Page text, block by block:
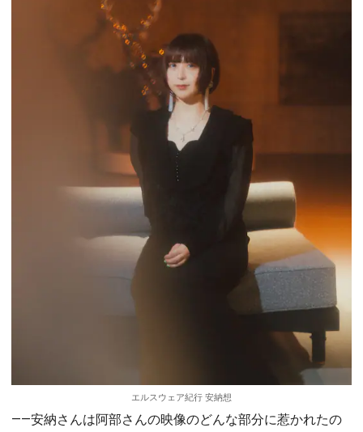
エルスウェア紀行 安納想
――安納さんは阿部さんの映像のどんな部分に惹かれたの